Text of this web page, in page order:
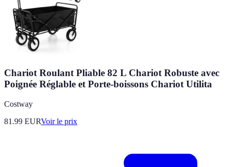
Chariot Roulant Pliable 82 L Chariot Robuste avec
Poignée Réglable et Porte-boissons Chariot Utilita
Costway
81.99 EURVoir le prix